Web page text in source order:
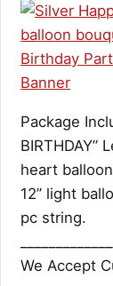
Package
BIRTHDAY”
heart
12’’ light
pc string.
We Accept